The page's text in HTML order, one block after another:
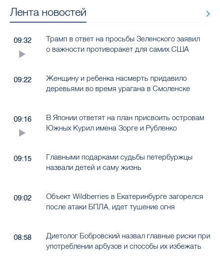
Лента новостей
09:32
Трамп в ответ на просьбы Зеленского заявил
о важности противоракет для самих США
09:22
Женщину и ребенка насмерть придавило
деревьями во время урагана в Смоленске
09:16
В Японии ответят на план присвоить островам
Южных Курил имена Зорге и Рубленко
09:15
Главными подарками судьбы петербуржцы
назвали детей и саму жизнь
09:02
Объект Wildberries в Екатеринбурге загорелся
после атаки БПЛА, идет тушение огня
08:58
Диетолог Бобровский назвал главные риски при
употреблении арбузов и способы их избежать